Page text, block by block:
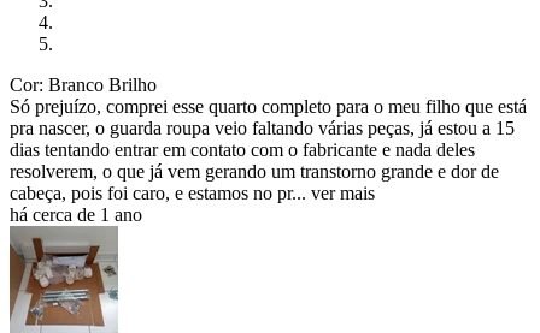
Cor: Branco Brilho
Só prejuízo, comprei esse quarto completo para o meu filho que está
pra nascer, o guarda roupa veio faltando várias peças, já estou a 15
dias tentando entrar em contato com o fabricante e nada deles
resolverem, o que já vem gerando um transtorno grande e dor de
cabeça, pois foi caro, e estamos no pr... ver mais
há cerca de 1 ano